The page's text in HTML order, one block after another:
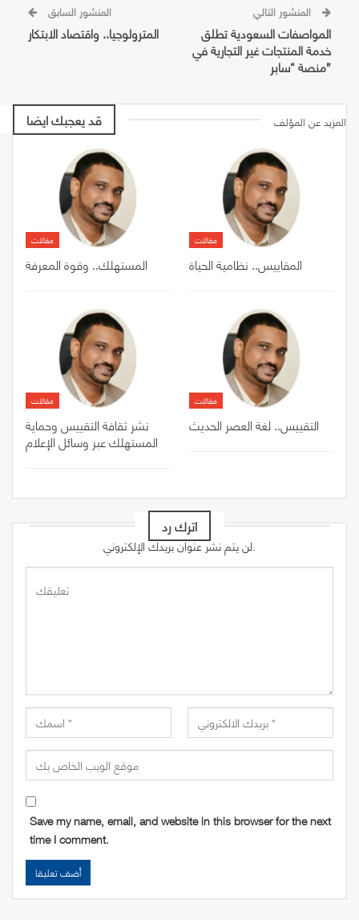
المنشور السابق
المترولوجيا.. واقتصاد الابتكار المواصفات السعودية تطلق
خدمة المنتجات غير التجارية في
منصة “سابر”
قد يعجبك ايضا المزيد عن المؤلف
مقالات
المستهلك.. وقوة المعرفة
مقالات
المقاييس.. نظامية الحياة
مقالات
نشر ثقافة التقييس وحماية
المستهلك عبر وسائل الإعلام
مقالات
التقييس.. لغة العصر الحديث
اترك رد
لن يتم نشر عنوان بريدك الإلكتروني.
Save my name, email, and website in this browser for the next
time I comment.